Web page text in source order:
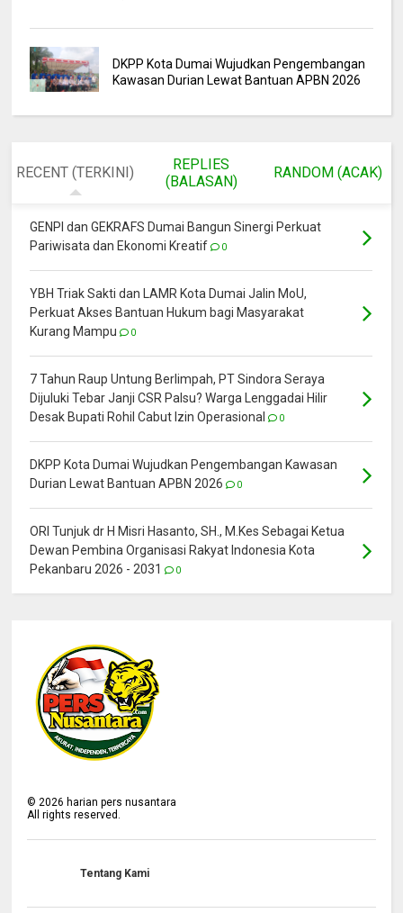
DKPP Kota Dumai Wujudkan Pengembangan
Kawasan Durian Lewat Bantuan APBN 2026
RECENT (TERKINI)
REPLIES
(BALASAN)
RANDOM (ACAK)
GENPI dan GEKRAFS Dumai Bangun Sinergi Perkuat
Pariwisata dan Ekonomi Kreatif
0
YBH Triak Sakti dan LAMR Kota Dumai Jalin MoU,
Perkuat Akses Bantuan Hukum bagi Masyarakat
Kurang Mampu
0
7 Tahun Raup Untung Berlimpah, PT Sindora Seraya
Dijuluki Tebar Janji CSR Palsu? Warga Lenggadai Hilir
Desak Bupati Rohil Cabut Izin Operasional
0
DKPP Kota Dumai Wujudkan Pengembangan Kawasan
Durian Lewat Bantuan APBN 2026
0
ORI Tunjuk dr H Misri Hasanto, SH., M.Kes Sebagai Ketua
Dewan Pembina Organisasi Rakyat Indonesia Kota
Pekanbaru 2026 - 2031
0
© 2026 harian pers nusantara
All rights reserved.
Tentang Kami